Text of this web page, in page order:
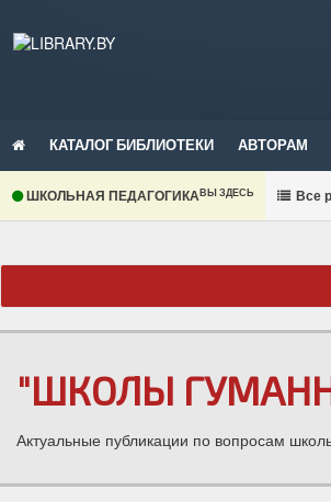
КАТАЛОГ БИБЛИОТЕКИ АВТОРАМ
ШКОЛЬНАЯ ПЕДАГОГИКАВЫ ЗДЕСЬ Все
"ШКОЛЫ
Актуальные публикации по вопросам